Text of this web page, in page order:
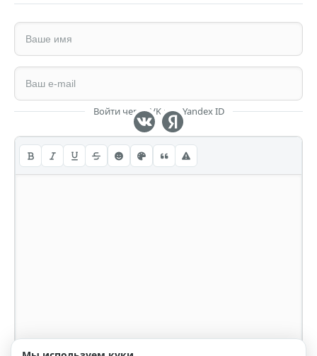
Войти через VK или Yandex ID